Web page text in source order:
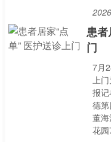
患者
门
7月
上
报
德
董
花